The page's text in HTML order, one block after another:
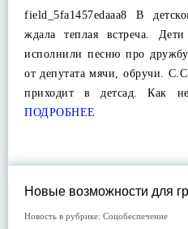
field_5fa1457edaaa8 В
ждала теплая встреча.
исполнили песню про
от депутата мячи, обручи.
приходит в детсад. Как
ПОДРОБНЕЕ
Новые возможности для
Новость в рубрике: Соцобеспечение